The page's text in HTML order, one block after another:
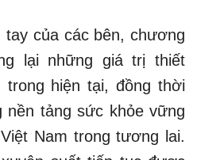
tay của các bên, chương
lại những giá trị thiết
hiện tại, đồng thời
tảng sức khỏe vững
Nam trong tương lai.